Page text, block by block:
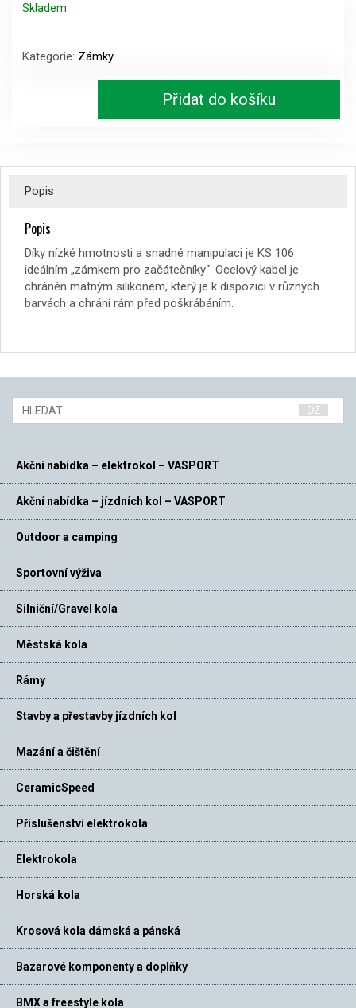
Skladem
zámek
kabelový
Kategorie: Zámky
Přidat do košíku
Popis
Popis
Díky nízké hmotnosti a snadné manipulaci je KS 106
ideálním „zámkem pro začátečníky“. Ocelový kabel je
chráněn matným silikonem, který je k dispozici v různých
barvách a chrání rám před poškrábáním.
Akční nabídka – elektrokol – VASPORT
Akční nabídka – jízdních kol – VASPORT
Outdoor a camping
Sportovní výživa
Silniční/Gravel kola
Městská kola
Rámy
Stavby a přestavby jízdních kol
Mazání a čištění
CeramicSpeed
Příslušenství elektrokola
Elektrokola
Horská kola
Krosová kola dámská a pánská
Bazarové komponenty a doplňky
BMX a freestyle kola